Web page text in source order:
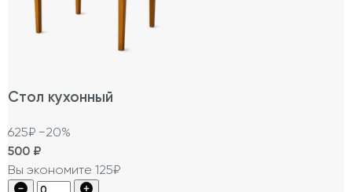
Стол кухонный
625₽ −20%
500 ₽
Вы экономите 125₽